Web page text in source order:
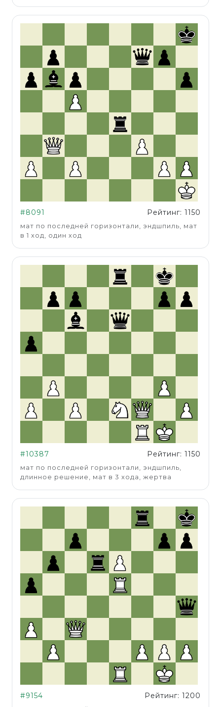
#8091 Рейтинг: 1150
мат по последней горизонтали, эндшпиль, мат
в 1 ход, один ход
#10387 Рейтинг: 1150
мат по последней горизонтали, эндшпиль,
длинное решение, мат в 3 хода, жертва
#9154 Рейтинг: 1200